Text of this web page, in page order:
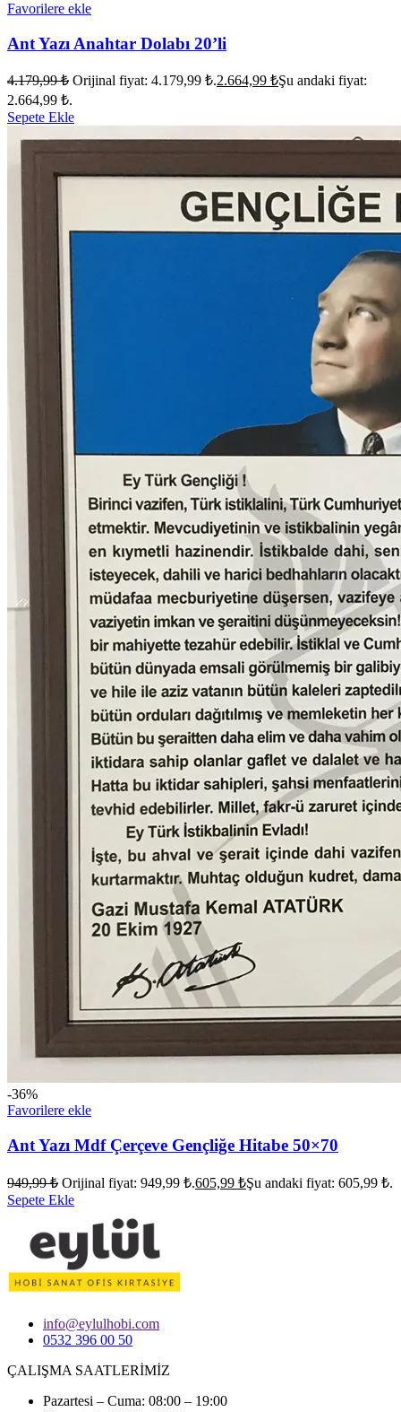
Favorilere ekle
Ant Yazı Anahtar Dolabı 20’li
4.179,99₺ Orijinal fiyat: 4.179,99 ₺.2.664,99 ₺Şu andaki fiyat:
2.664,99 ₺.
Sepete Ekle
-36%
Favorilere ekle
Ant Yazı Mdf Çerçeve Gençliğe Hitabe 50×70
949,99₺ Orijinal fiyat: 949,99 ₺.605,99 ₺Şu andaki fiyat: 605,99 ₺.
Sepete Ekle
info@eylulhobi.com
0532 396 00 50
ÇALIŞMA SAATLERİMİZ
Pazartesi – Cuma: 08:00 – 19:00